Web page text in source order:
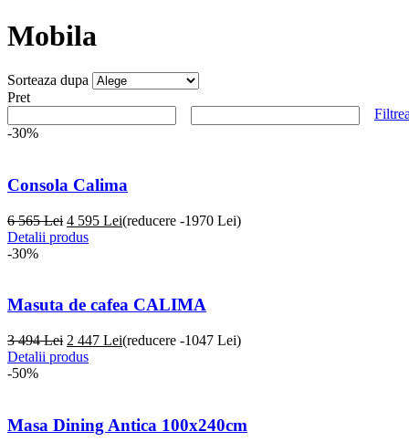
Mobila
Sorteaza dupa
Pret
-30%
Consola Calima
6 565 Lei 4 595 Lei(reducere -1970 Lei)
Detalii produs
-30%
Masuta de cafea CALIMA
3 494 Lei 2 447 Lei(reducere -1047 Lei)
Detalii produs
-50%
Masa Dining Antica 100x240cm